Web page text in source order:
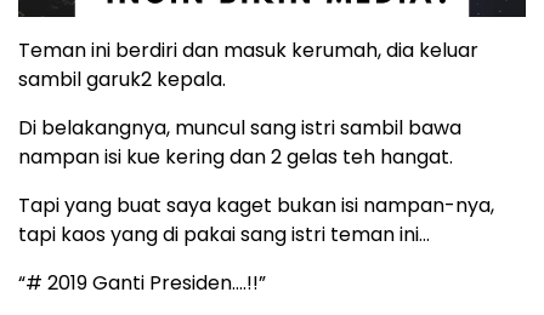
Teman ini berdiri dan masuk kerumah, dia keluar
sambil garuk2 kepala.
Di belakangnya, muncul sang istri sambil bawa
nampan isi kue kering dan 2 gelas teh hangat.
Tapi yang buat saya kaget bukan isi nampan-nya,
tapi kaos yang di pakai sang istri teman ini…
“# 2019 Ganti Presiden….!!”